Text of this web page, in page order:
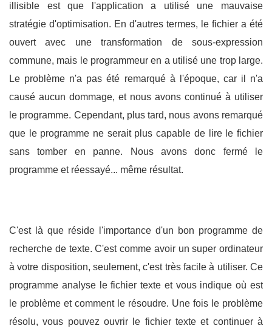
illisible est que l'application a utilisé une mauvaise
stratégie d'optimisation. En d'autres termes, le fichier a été
ouvert avec une transformation de sous-expression
commune, mais le programmeur en a utilisé une trop large.
Le problème n'a pas été remarqué à l'époque, car il n'a
causé aucun dommage, et nous avons continué à utiliser
le programme. Cependant, plus tard, nous avons remarqué
que le programme ne serait plus capable de lire le fichier
sans tomber en panne. Nous avons donc fermé le
programme et réessayé... même résultat.
C'est là que réside l'importance d'un bon programme de
recherche de texte. C'est comme avoir un super ordinateur
à votre disposition, seulement, c'est très facile à utiliser. Ce
programme analyse le fichier texte et vous indique où est
le problème et comment le résoudre. Une fois le problème
résolu, vous pouvez ouvrir le fichier texte et continuer à